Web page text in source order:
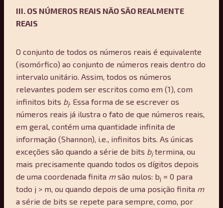
III. OS NÚMEROS REAIS NÃO SÃO REALMENTE
REAIS
O conjunto de todos os números reais é equivalente
(isomórfico) ao conjunto de números reais dentro do
intervalo unitário. Assim, todos os números
relevantes podem ser escritos como em (1), com
infinitos bits bj. Essa forma de se escrever os
números reais já ilustra o fato de que números reais,
em geral, contém uma quantidade infinita de
informação (Shannon), i.e., infinitos bits. As únicas
exceções são quando a série de bits bjtermina, ou
mais precisamente quando todos os dígitos depois
de uma coordenada finita msão nulos: bj = 0 para
todo j > m, ou quando depois de uma posição finita m
a série de bits se repete para sempre, como, por